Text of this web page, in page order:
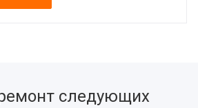
следующих